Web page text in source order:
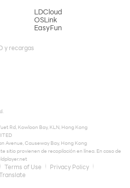
y recargas
LDCloud
OSLink
EasyFun
Rd, Kowloon Bay, KLN, Hong Kong
Avenue, Causeway Bay, Hong Kong
sitio provienen de recopilación en línea. En caso de
Terms of Use
Privacy Policy